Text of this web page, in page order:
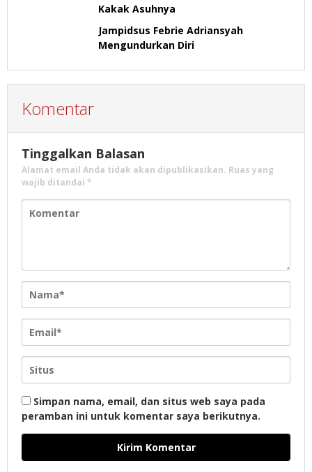
Kakak Asuhnya
Jampidsus Febrie Adriansyah
Mengundurkan Diri
Komentar
Tinggalkan Balasan
Alamat email Anda tidak akan dipublikasikan. Ruas yang
wajib ditandai *
Simpan nama, email, dan situs web saya pada
peramban ini untuk komentar saya berikutnya.